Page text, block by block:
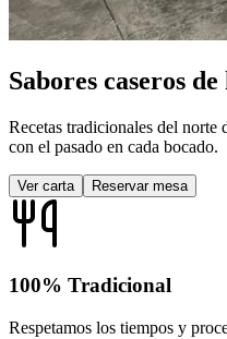
Sabores caseros de
Recetas tradicionales del norte
con el pasado en cada bocado.
Ver carta Reservar mesa
100% Tradicional
Respetamos los tiempos y